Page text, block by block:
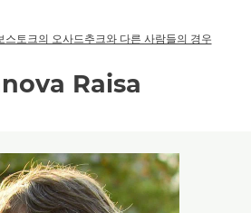
스토크의 오사드추크와 다른 사람들의 경우
Raisa